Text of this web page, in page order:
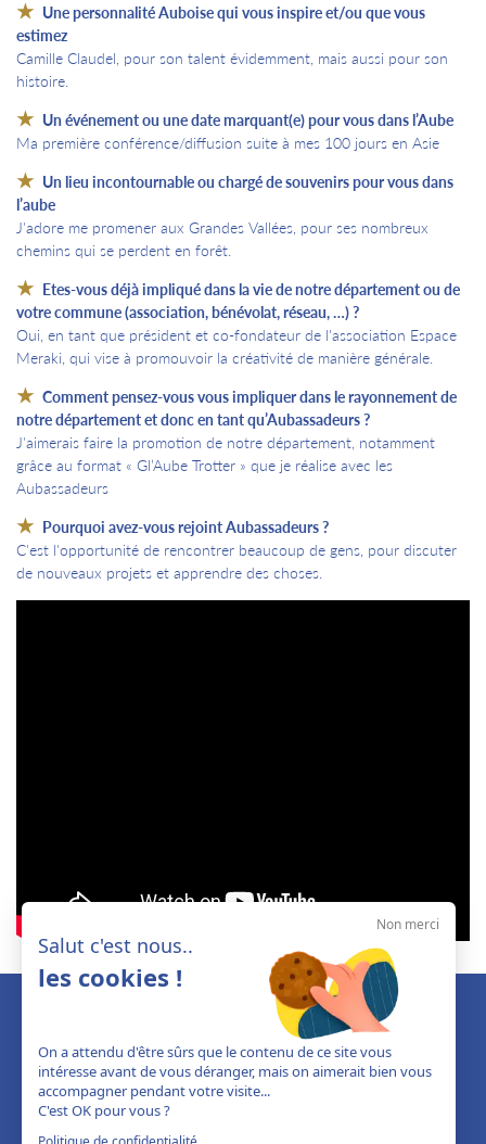
Une personnalité Auboise qui vous inspire et/ou que vous
estimez
Camille Claudel, pour son talent évidemment, mais aussi pour son
histoire.
Un événement ou une date marquant(e) pour vous dans l’Aube
Ma première conférence/diffusion suite à mes 100 jours en Asie
Un lieu incontournable ou chargé de souvenirs pour vous dans
l’aube
J'adore me promener aux Grandes Vallées, pour ses nombreux
chemins qui se perdent en forêt.
Etes-vous déjà impliqué dans la vie de notre département ou de
votre commune (association, bénévolat, réseau, …) ?
Oui, en tant que président et co-fondateur de l'association Espace
Meraki, qui vise à promouvoir la créativité de manière générale.
Comment pensez-vous vous impliquer dans le rayonnement de
notre département et donc en tant qu’Aubassadeurs ?
J'aimerais faire la promotion de notre département, notamment
grâce au format « Gl’Aube Trotter » que je réalise avec les
Aubassadeurs
Pourquoi avez-vous rejoint Aubassadeurs ?
C'est l'opportunité de rencontrer beaucoup de gens, pour discuter
de nouveaux projets et apprendre des choses.
Non merci
Salut c'est nous..
les cookies !
On a attendu d'être sûrs que le contenu de ce site vous
intéresse avant de vous déranger, mais on aimerait bien vous
accompagner pendant votre visite...
C'est OK pour vous ?